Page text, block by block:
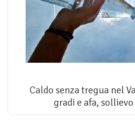
Caldo senza tregua nel
gradi e afa,